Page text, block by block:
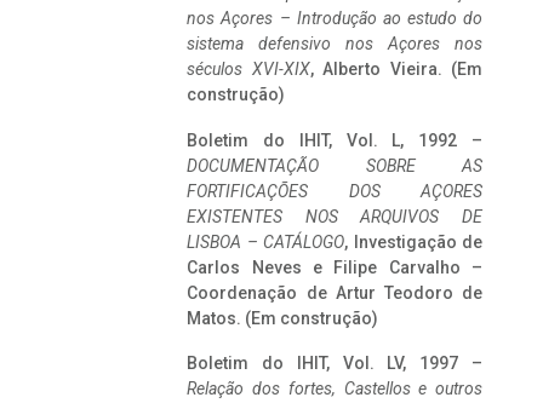
nos Açores – Introdução ao estudo do
sistema defensivo nos Açores nos
séculos XVI-XIX, Alberto Vieira. (Em
construção)
Boletim do IHIT, Vol. L, 1992 –
DOCUMENTAÇÃO SOBRE AS
FORTIFICAÇÕES DOS AÇORES
EXISTENTES NOS ARQUIVOS DE
LISBOA – CATÁLOGO, Investigação de
Carlos Neves e Filipe Carvalho –
Coordenação de Artur Teodoro de
Matos. (Em construção)
Boletim do IHIT, Vol. LV, 1997 –
Relação dos fortes, Castellos e outros